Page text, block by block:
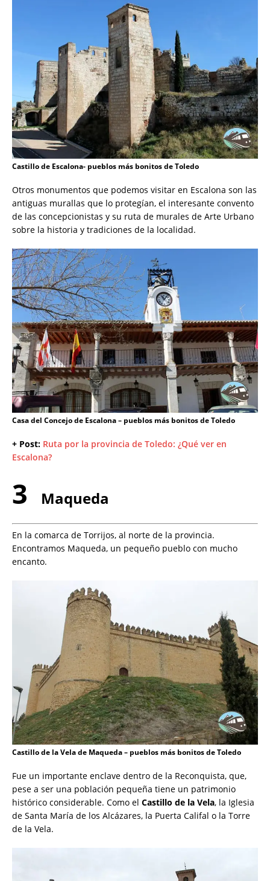
Castillo de Escalona- pueblos más bonitos de Toledo
Otros monumentos que podemos visitar en Escalona son las
antiguas murallas que lo protegían, el interesante convento
de las concepcionistas y su ruta de murales de Arte Urbano
sobre la historia y tradiciones de la localidad.
Casa del Concejo de Escalona – pueblos más bonitos de Toledo
+ Post: Ruta por la provincia de Toledo: ¿Qué ver en
Escalona?
3 Maqueda
En la comarca de Torrijos, al norte de la provincia.
Encontramos Maqueda, un pequeño pueblo con mucho
encanto.
Castillo de la Vela de Maqueda – pueblos más bonitos de Toledo
Fue un importante enclave dentro de la Reconquista, que,
pese a ser una población pequeña tiene un patrimonio
histórico considerable. Como el Castillo de la Vela, la Iglesia
de Santa María de los Alcázares, la Puerta Califal o la Torre
de la Vela.